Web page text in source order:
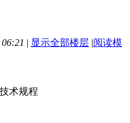
| 显示全部楼层 |阅读模
术规程